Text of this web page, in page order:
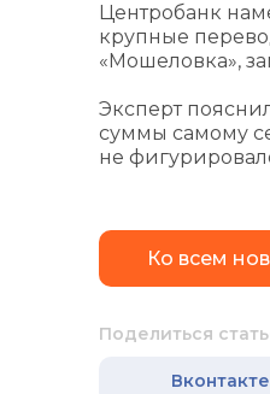
Центробанк
крупные
«Мошеловка»,
Эксперт
суммы самому
не
Ко всем
Поделиться
Вконтакте